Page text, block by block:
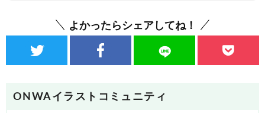
よかったらシェアしてね！
ONWAイラストコミュニティ